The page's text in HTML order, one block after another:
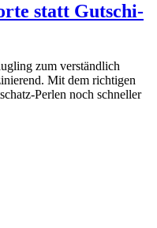
statt Gutschi-
zum verständlich
Mit dem richtigen
Perlen noch schneller